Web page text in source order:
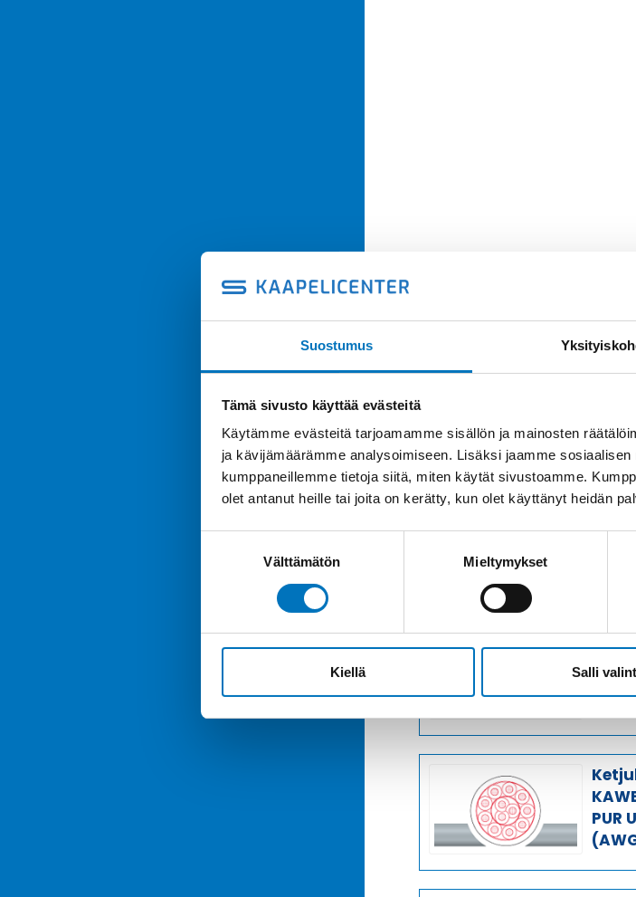
Suostumus
Tämä sivusto käyttää evästeitä
Käytämme evästeitä tarjoamamme sisällön ja mainosten
ja kävijämäärämme analysoimiseen. Lisäksi jaamme
kumppaneillemme tietoja siitä, miten käytät sivustoamme.
olet antanut heille tai joita on kerätty, kun olet käyttänyt heidän
Välttämätön Mieltymykset
Kiellä Salli
Anna
Saman kaapelin eri versiot
PUR
PUR